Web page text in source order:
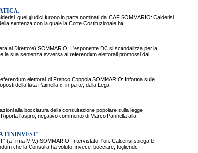
quei giudici furono in parte nominati dal CAF SOMMARIO: Calderisi
sentenza con la quale la Corte Costituzionale ha
al Direttore) SOMMARIO: L'esponente DC si scandalizza per la
la sua sentenza avversa ai referendum elettorali promossi dai
elettorali di Franco Coppola SOMMARIO: Informa sulle
della lista Pannella e, in parte, dalla Lega.
alla bocciatura della consultazione popolare sulla legge
l'aspro, negativo commento di Marco Pannella alla
FININVEST"
(a firma M.V.) SOMMARIO: Intervistato, l'on. Calderisi spiega le
che la Consulta ha voluto, invece, bocciare, togliendo